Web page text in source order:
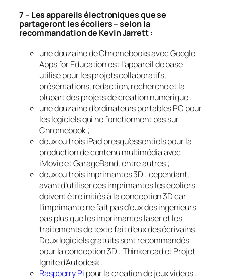
7 – Les appareils électroniques que se
partageront les écoliers – selon la
recommandation de Kevin Jarrett :
une douzaine deChromebooksavecGoogle
Apps for Educationest l’appareil de base
utilisé pour les projets collaboratifs,
présentations, rédaction, recherche et la
plupart des projets de création numérique ;
une douzaine d’ordinateurs portables PC pour
les logiciels qui ne fonctionnent pas sur
Chromebook;
deux ou troisiPadpresqu’essentiels pour la
production de contenu multimédia avec
iMovieetGarageBand, entre autres ;
deux ou trois imprimantes 3D ; cependant,
avant d’utiliser ces imprimantes les écoliers
doivent être initiés à la conception 3D car
l’imprimante ne fait pas d’eux des ingénieurs
pas plus que les imprimantes laser et les
traitements de texte fait d’eux des écrivains.
Deux logiciels gratuits sont recommandés
pour la conception 3D : ThinkercadetProjet
Ignited’Autodesk ;
Raspberry Pi pour la création de jeux vidéos ;